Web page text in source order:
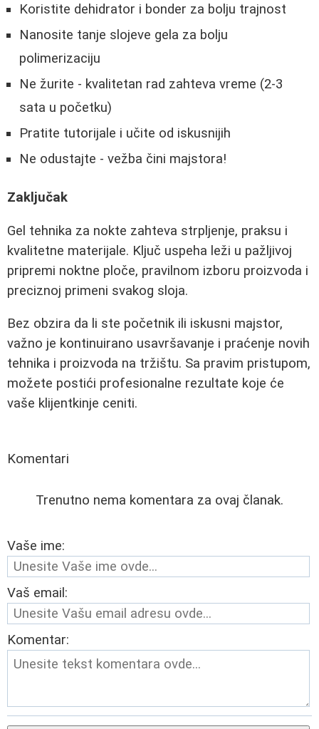
Koristite dehidrator i bonder za bolju trajnost
Nanosite tanje slojeve gela za bolju
polimerizaciju
Ne žurite - kvalitetan rad zahteva vreme (2-3
sata u početku)
Pratite tutorijale i učite od iskusnijih
Ne odustajte - vežba čini majstora!
Zaključak
Gel tehnika za nokte zahteva strpljenje, praksu i
kvalitetne materijale. Ključ uspeha leži u pažljivoj
pripremi noktne ploče, pravilnom izboru proizvoda i
preciznoj primeni svakog sloja.
Bez obzira da li ste početnik ili iskusni majstor,
važno je kontinuirano usavršavanje i praćenje novih
tehnika i proizvoda na tržištu. Sa pravim pristupom,
možete postići profesionalne rezultate koje će
vaše klijentkinje ceniti.
Komentari
Trenutno nema komentara za ovaj članak.
Vaše ime:
Vaš email:
Komentar: